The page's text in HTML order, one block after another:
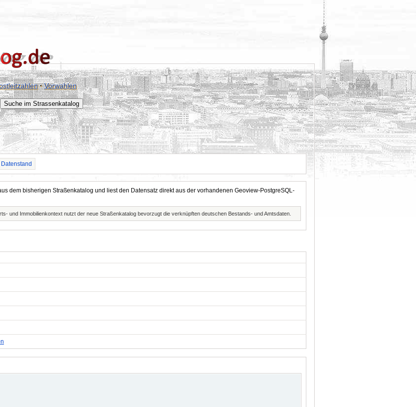
·Vorwahlen
Datenstand
dem bisherigen Straßenkatalog und liest den Datensatz direkt aus der vorhandenen Geoview-PostgreSQL-
und Immobilienkontext nutzt der neue Straßenkatalog bevorzugt die verknüpften deutschen Bestands- und Amtsdaten.